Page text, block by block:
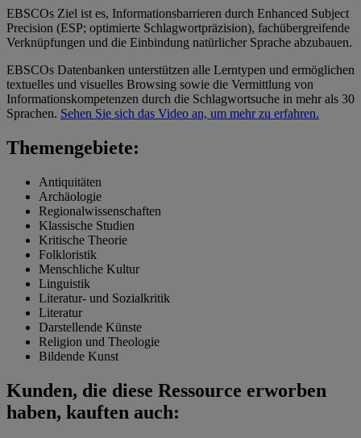
EBSCOs Ziel ist es, Informationsbarrieren durch Enhanced Subject
Precision (ESP; optimierte Schlagwortpräzision), fachübergreifende
Verknüpfungen und die Einbindung natürlicher Sprache abzubauen.
EBSCOs Datenbanken unterstützen alle Lerntypen und ermöglichen
textuelles und visuelles Browsing sowie die Vermittlung von
Informationskompetenzen durch die Schlagwortsuche in mehr als 30
Sprachen. Sehen Sie sich das Video an, um mehr zu erfahren.
Themengebiete:
Antiquitäten
Archäologie
Regionalwissenschaften
Klassische Studien
Kritische Theorie
Folkloristik
Menschliche Kultur
Linguistik
Literatur- und Sozialkritik
Literatur
Darstellende Künste
Religion und Theologie
Bildende Kunst
Kunden, die diese Ressource erworben
haben, kauften auch: